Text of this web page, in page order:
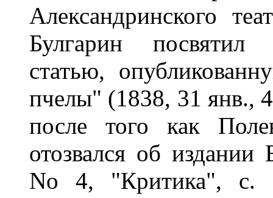
Александринского
Булгарин посвятил
статью,
пчелы" (1838, 31 янв.,
после того как
отозвался об
No 4, "Критика", с.